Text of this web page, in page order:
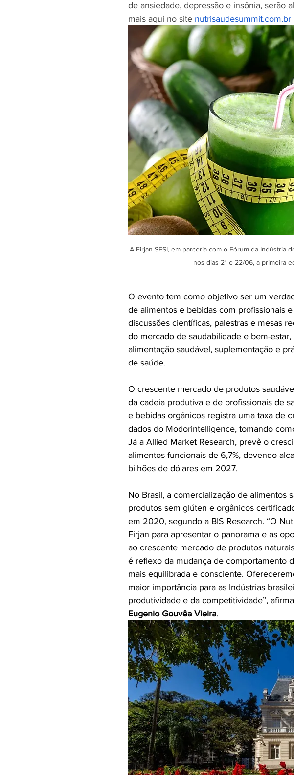
de ansiedade, depressão e insônia, serão
mais aqui no site nutrisaudesummit.com.br
A Firjan SESI, em parceria com o Fórum da Indústria
nos dias 21 e 22/06, a primeira
O evento tem como objetivo ser um
de alimentos e bebidas com profissionais
discussões científicas, palestras e mesas
do mercado de saudabilidade e bem-
alimentação saudável, suplementação e
de saúde.
O crescente mercado de produtos
da cadeia produtiva e de profissionais de
e bebidas orgânicos registra uma taxa de
dados do Modorintelligence, tomando
Já a Allied Market Research, prevê o
alimentos funcionais de 6,7%, devendo
bilhões de dólares em 2027.
No Brasil, a comercialização de alimentos
produtos sem glúten e orgânicos
em 2020, segundo a BIS Research. “O
Firjan para apresentar o panorama e as
ao crescente mercado de produtos
é reflexo da mudança de comportamento
mais equilibrada e consciente.
maior importância para as Indústrias
produtividade e da competitividade”,
Eugenio Gouvêa Vieira.